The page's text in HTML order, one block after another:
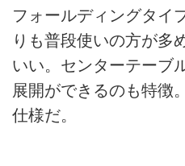
フォールディングタイ
りも普段使いの方が多
いい。センターテーブ
展開ができるのも特徴
仕様だ。